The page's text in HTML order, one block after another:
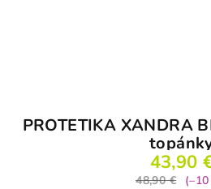
PROTETIKA XANDRA
43,90
48,90 €